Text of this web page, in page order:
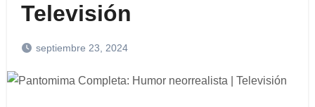
Televisión
septiembre 23, 2024